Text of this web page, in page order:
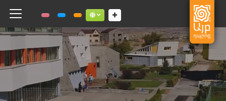
Toggle navigation Social links dropdown button